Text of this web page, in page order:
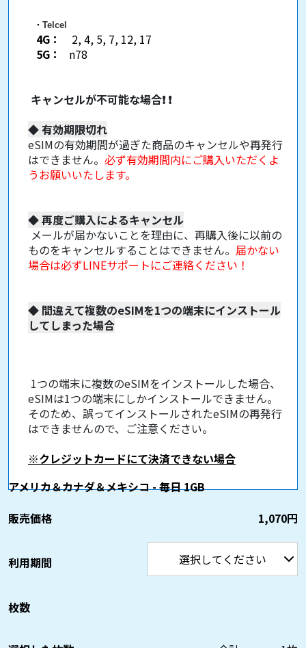
・ Telcel
4G： 2, 4, 5, 7, 12, 17
5G：
n78
キャンセルが不可能な場合❗❗
◆有効期限切れ
eSIMの有効期間が過ぎた商品のキャンセルや再発行
はできません。 必ず有効期間内にご購入いただくよ
うお願いいたします。
◆再度ご購入によるキャンセル
メールが届かないことを理由に、再購入後に以前の
ものをキャンセルすることはできません。 届かない
場合は必ずLINEサポートにご連絡ください！
◆ 間違えて複数のeSIMを1つの端末にインストール
してしまった場合
1つの端末に複数のeSIMをインストールした場合、
eSIMは1つの端末にしかインストールできません。
そのため、誤ってインストールされたeSIMの再発行
はできませんので、ご注意ください。
※クレジットカードにて決済できない場合
アメリカ＆カナダ＆メキシコ - 毎日 1GB
販売価格
1,070円
利用期間
枚数